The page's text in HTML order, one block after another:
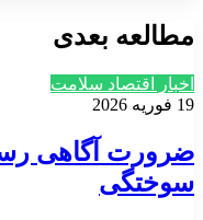
مطالعه بعدی
اخبار اقتصاد سلامت
19 فوریه 2026
ضرورت آگاهی
سوختگی